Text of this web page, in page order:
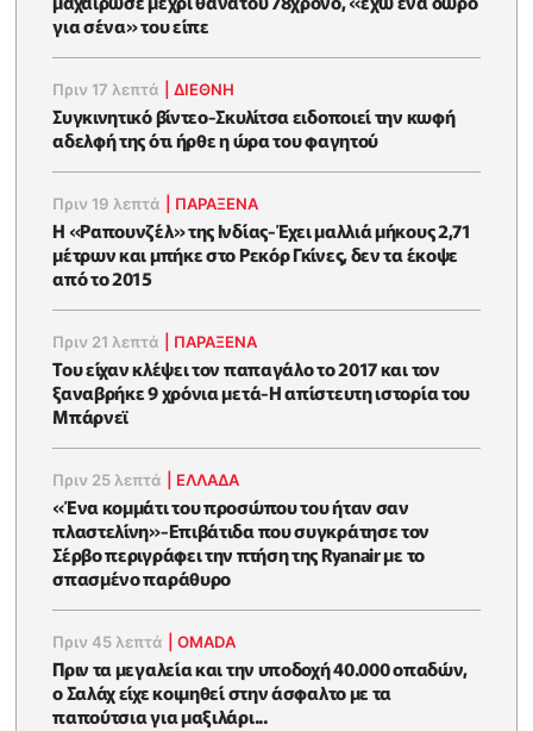
για σένα» του είπε
Πριν 17 λεπτά |ΔΙΕΘΝΗ
Συγκινητικό βίντεο-Σκυλίτσα ειδοποιεί την κωφή
αδελφή της ότι ήρθε η ώρα του φαγητού
Πριν 19 λεπτά ΠΑΡΑΞΕΝΑ
Η «Ραπουνζέλ» της Ινδίας-Έχει μαλλιά μήκους 2,71
μέτρων και μπήκε στο Ρεκόρ Γκίνες, δεν τα έκοψε
από το 2015
Πριν 21 λεπτά ΠΑΡΑΞΕΝΑ
Του είχαν κλέψει τον παπαγάλο το 2017 και τον
ξαναβρήκε 9 χρόνια μετά-Η απίστευτη ιστορία του
Μπάρνεϊ
Πριν 25 λεπτά ΕΛΛΑΔΑ
«Ένα κομμάτι του προσώπου του ήταν σαν
πλαστελίνη»-Επιβάτιδα που συγκράτησε τον
Σέρβο περιγράφει την πτήση της Ryanair με το
σπασμένο παράθυρο
Πριν 45 λεπτά |OMADA
Πριν τα μεγαλεία και την υποδοχή 40.000 οπαδών,
ο Σαλάχ είχε κοιμηθεί στην άσφαλτο με τα
παπούτσια για μαξιλάρι...